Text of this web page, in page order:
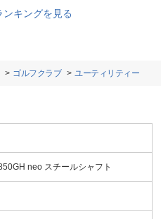
キングを見る
ゴルフクラブ ユーティリティー
neo スチールシャフト